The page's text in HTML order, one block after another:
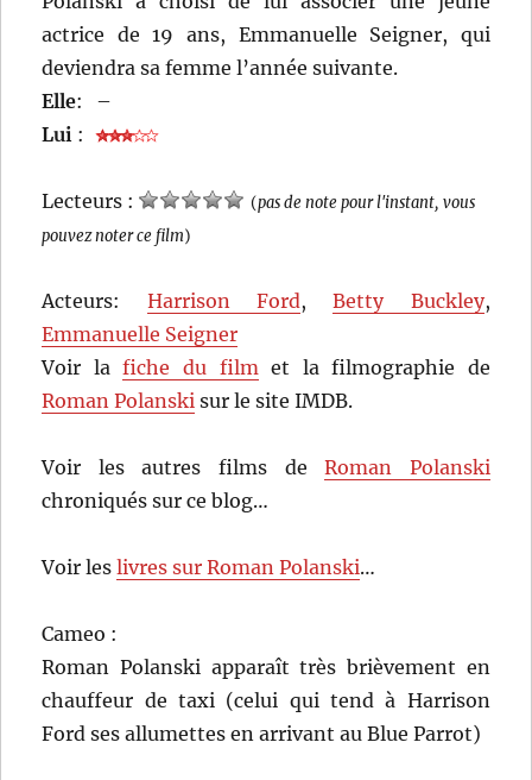
actrice de 19 ans, Emmanuelle Seigner, qui
deviendra sa femme l’année suivante.
Elle:
–
Lui :
Lecteurs : (pas de note pour l'instant, vous
pouvez noter ce film)
Acteurs: Harrison Ford,Betty Buckley,
Emmanuelle Seigner
Voir lafiche du film et la filmographie de
Roman Polanski sur le site IMDB.
Voir les autres films deRoman Polanski
chroniqués sur ce blog…
Voir leslivres sur Roman Polanski…
Cameo :
Roman Polanski apparaît très brièvement en
chauffeur de taxi (celui qui tend à Harrison
Ford ses allumettes en arrivant au Blue Parrot)